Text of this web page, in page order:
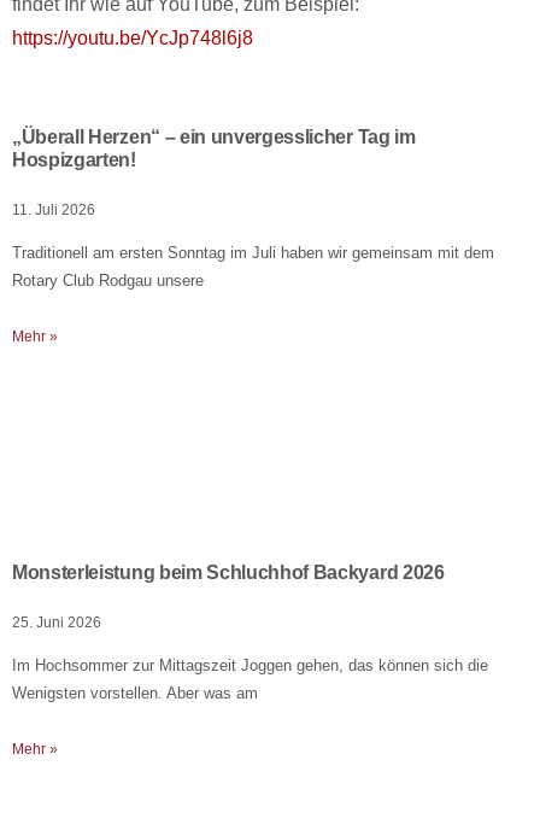
findet Ihr wie auf YouTube, zum Beispiel:
https://youtu.be/YcJp748l6j8
„Überall Herzen“ – ein unvergesslicher Tag im
Hospizgarten!
11. Juli 2026
Traditionell am ersten Sonntag im Juli haben wir gemeinsam mit dem
Rotary Club Rodgau unsere
Mehr »
Monsterleistung beim Schluchhof Backyard 2026
25. Juni 2026
Im Hochsommer zur Mittagszeit Joggen gehen, das können sich die
Wenigsten vorstellen. Aber was am
Mehr »